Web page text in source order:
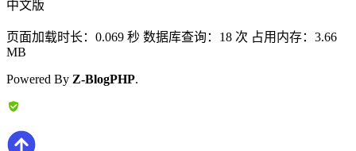
中文版
页面加载时长：0.069 秒 数据库查询：18 次 占用内存：3.66
MB
Powered By Z-BlogPHP.